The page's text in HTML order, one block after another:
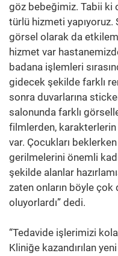
göz bebeğimiz. Tabii ki
türlü hizmeti yapıyoruz.
görsel olarak da
hizmet var
badana işlemleri
gidecek şekilde farklı
sonra duvarlarına
salonunda farklı
filmlerden, karakterlerin
var. Çocukları
gerilmelerini önemli
şekilde alanlar
zaten onların böyle
oluyorlardı” dedi.
“Tedavide işlerimizi
Kliniğe kazandırılan